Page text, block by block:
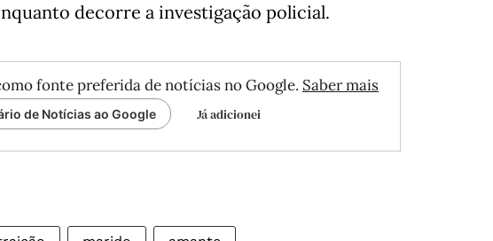
decorre a investigação policial.
fonte preferida de notícias no Google. Saber mais
de Notícias ao Google Já adicionei